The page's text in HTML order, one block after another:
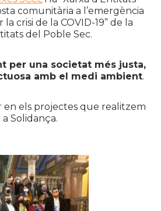
comunitària a l’emergència
crisi de la COVID-19” de la
del Poble Sec.
per una societat més justa,
amb el medi ambient.
en els projectes que realitzem
a Solidança.